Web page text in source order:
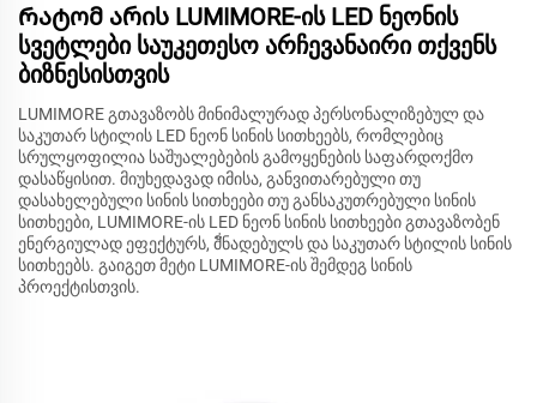
Რატომ არის LUMIMORE-ის LED ნეონის
სვეტლები საუკეთესო არჩევანაირი თქვენს
ბიზნესისთვის
LUMIMORE გთავაზობს მინიმალურად პერსონალიზებულ და
საკუთარ სტილის LED ნეონ სინის სითხეებს, რომლებიც
სრულყოფილია საშუალებების გამოყენების საფარდოქმო
დასაწყისით. მიუხედავად იმისა, განვითარებული თუ
დასახელებული სინის სითხეები თუ განსაკუთრებული სინის
სითხეები, LUMIMORE-ის LED ნეონ სინის სითხეები გთავაზობენ
ენერგიულად ეფექტურს, მั่ნადებულს და საკუთარ სტილის სინის
სითხეებს. გაიგეთ მეტი LUMIMORE-ის შემდეგ სინის
პროექტისთვის.